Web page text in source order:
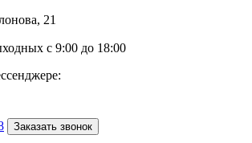
21
с 9:00 до 18:00
Заказать звонок